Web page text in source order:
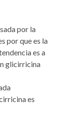
por la
por que es la
es a
glicirricina
es